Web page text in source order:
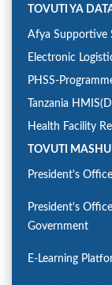
TOVUTI YA
Afya Supportive
Electronic
PHSS-
Tanzania
Health Facility
TOVUTI
President's
President's
Government
E-Learning